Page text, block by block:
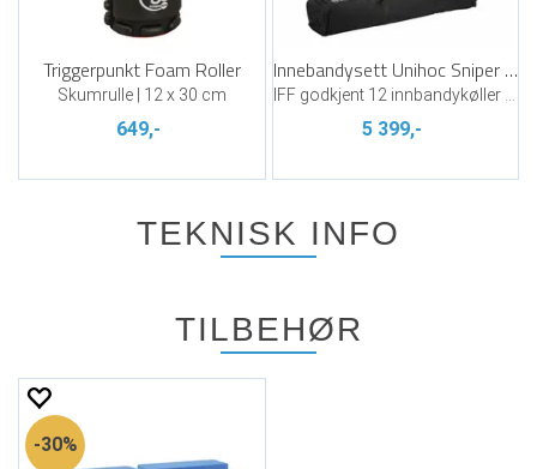
Triggerpunkt Foam Roller
Skumrulle | 12 x 30 cm
649,-
Innebandysett Unihoc Sniper 96cm
5 399,-
TEKNISK INFO
TILBEHØR
30%